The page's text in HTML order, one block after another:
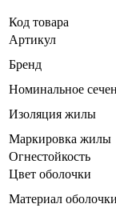
Код товара
Артикул
Бренд
Номинальное
Изоляция жилы
Маркировка жилы
Огнестойкость
Цвет оболочки
Материал оболочки